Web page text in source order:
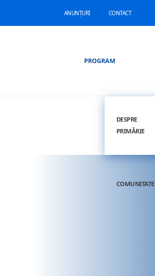
ANUNȚURI CONTACT
PROGRAM
DESPRE
PRIMĂRIE
COMUNITATE